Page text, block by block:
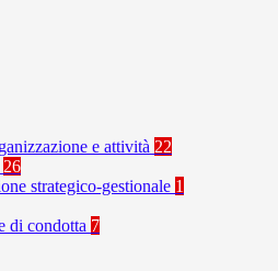
e attività 22
26
strategico-gestionale 1
di condotta 7